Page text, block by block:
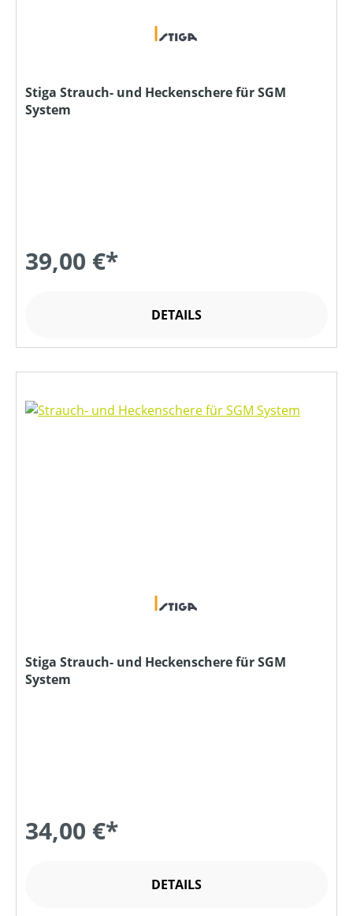
Stiga Strauch- und Heckenschere für SGM
System
39,00 €*
DETAILS
Stiga Strauch- und Heckenschere für SGM
System
34,00 €*
DETAILS